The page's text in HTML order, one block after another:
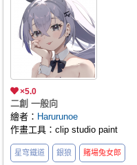
×5.0
二創 一般向
繪者： Harurunoe
作畫工具：clip studio paint
星穹鐵道 銀狼 賭場兔女郎